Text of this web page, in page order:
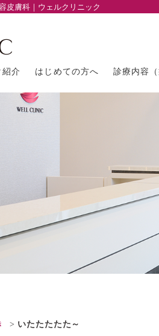
介 はじめての方へ 診療内容（
皮膚科｜ウェルクリニック
いたたたたた～